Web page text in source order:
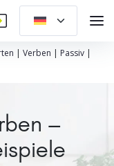
| Verben | Passiv |
–